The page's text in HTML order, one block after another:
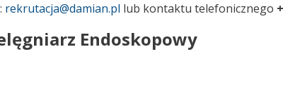
rekrutacja@damian.pl lub kontaktu telefonicznego
Endoskopowy